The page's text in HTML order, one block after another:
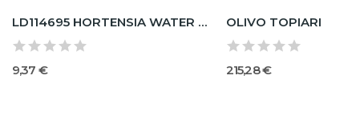
LD114695 HORTENSIA WATER STEM
9,37 €
OLIVO TOPIARI
215,28 €